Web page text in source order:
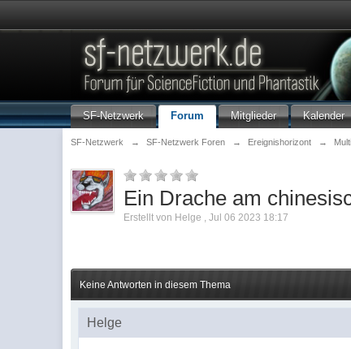
SF-Netzwerk Forum Mitglieder Kalender
SF-Netzwerk → SF-Netzwerk Foren → Ereignishorizont →
Ein Drache am
Erstellt von Helge ,Jul 06 2023 18:17
Keine Antworten in diesem Thema
Helge